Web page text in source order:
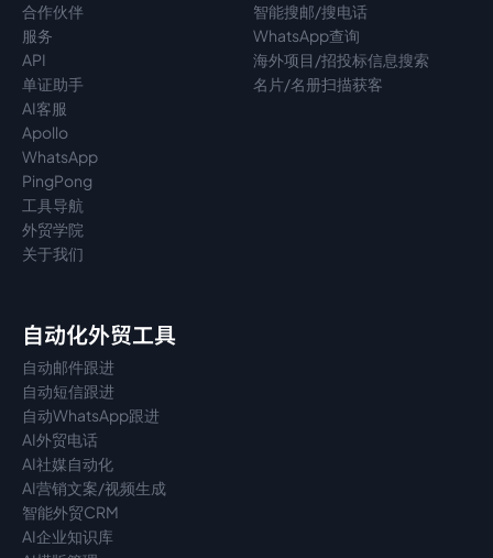
合作伙伴
服务
API
单证助手
AI客服
Apollo
WhatsApp
PingPong
工具导航
外贸学院
关于我们
智能搜邮/搜电话
WhatsApp查询
海外项目/招投标信息搜索
名片/名册扫描获客
自动化外贸工具
自动邮件跟进
自动短信跟进
自动WhatsApp跟进
AI外贸电话
AI社媒自动化
AI营销文案/视频生成
智能外贸CRM
AI企业知识库